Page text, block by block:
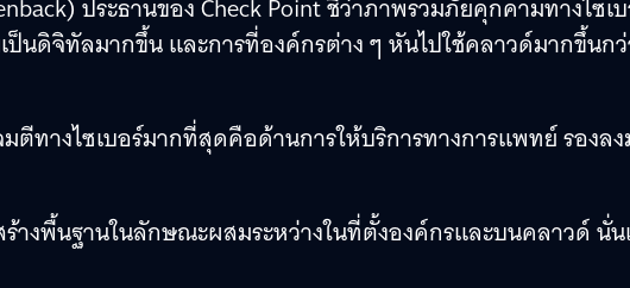
ป็นดิจิทัลมากขึ้น และการที่องค์กรต่าง ๆ หันไปใช้คลาวด์มากขึ้นก
ตีทางไซเบอร์มากที่สุดคือด้านการให้บริการทางการแพทย์ รองล
างพื้นฐานในลักษณะผสมระหว่างในที่ตั้งองค์กรและบนคลาวด์ นั่น